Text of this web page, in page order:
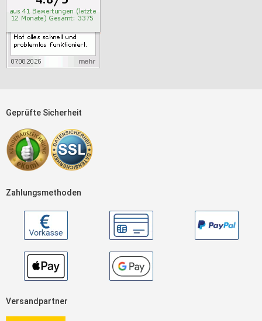
Geprüfte Sicherheit
Zahlungsmethoden
Versandpartner